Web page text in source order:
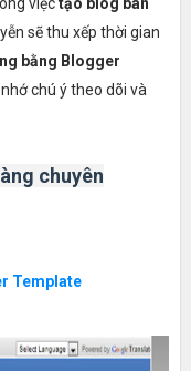
sẽ thu xếp thời gian
bằng Blogger
chú ý theo dõi và
chuyên
Template